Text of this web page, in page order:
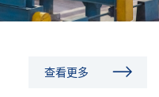
查看更多